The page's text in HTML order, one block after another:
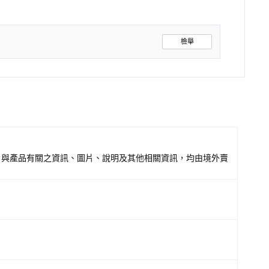
檢舉
產品有關之資訊、圖片、說明及其他相關資訊，均由境外賣